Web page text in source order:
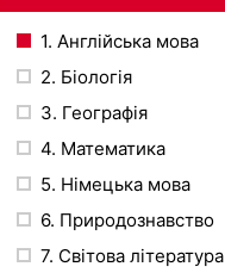
1. Англійська мова
2. Біологія
3. Географія
4. Математика
5. Німецька мова
6. Природознавство
7. Світова література